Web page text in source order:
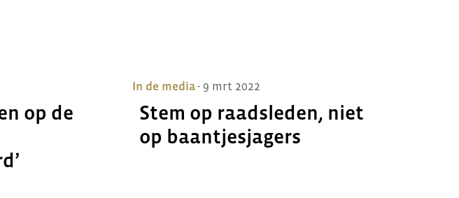
op de
In de media- 9 mrt 2022
Stem op raadsleden, niet
op baantjesjagers